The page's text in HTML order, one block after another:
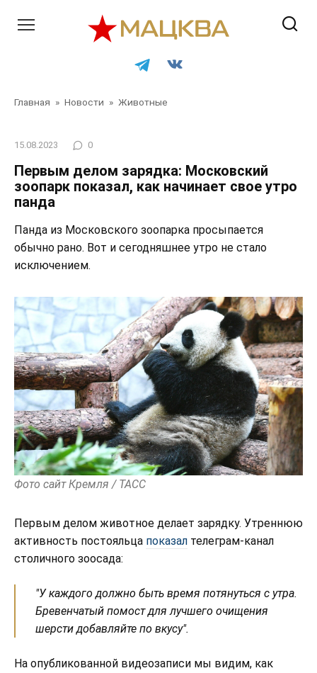
Главная » Новости » Животные
15.08.2023 0
Первым делом зарядка: Московский
зоопарк показал, как начинает свое утро
панда
Панда из Московского зоопарка просыпается
обычно рано. Вот и сегодняшнее утро не стало
исключением.
Фото сайт Кремля / ТАСС
Первым делом животное делает зарядку. Утреннюю
активность постояльца показал телеграм-канал
столичного зоосада:
"У каждого должно быть время потянуться с утра.
Бревенчатый помост для лучшего очищения
шерсти добавляйте по вкусу".
На опубликованной видеозаписи мы видим, как